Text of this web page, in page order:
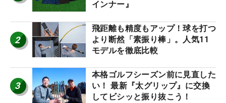
インナー』
2
飛距離も精度もアップ！球を打つ
より断然「素振り棒」。人気11
モデルを徹底比較
3
本格ゴルフシーズン前に見直した
い！ 最新『太グリップ』に交換
してビシッと振り抜こう！